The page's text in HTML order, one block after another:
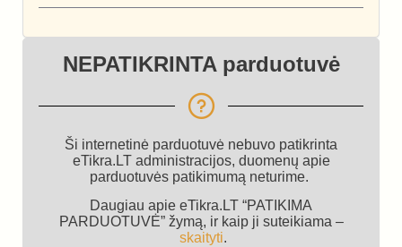
NEPATIKRINTA parduotuvė
Ši internetinė parduotuvė nebuvo patikrinta
eTikra.LT administracijos, duomenų apie
parduotuvės patikimumą neturime.
Daugiau apie eTikra.LT “PATIKIMA
PARDUOTUVĖ” žymą, ir kaip ji suteikiama –
skaityti.